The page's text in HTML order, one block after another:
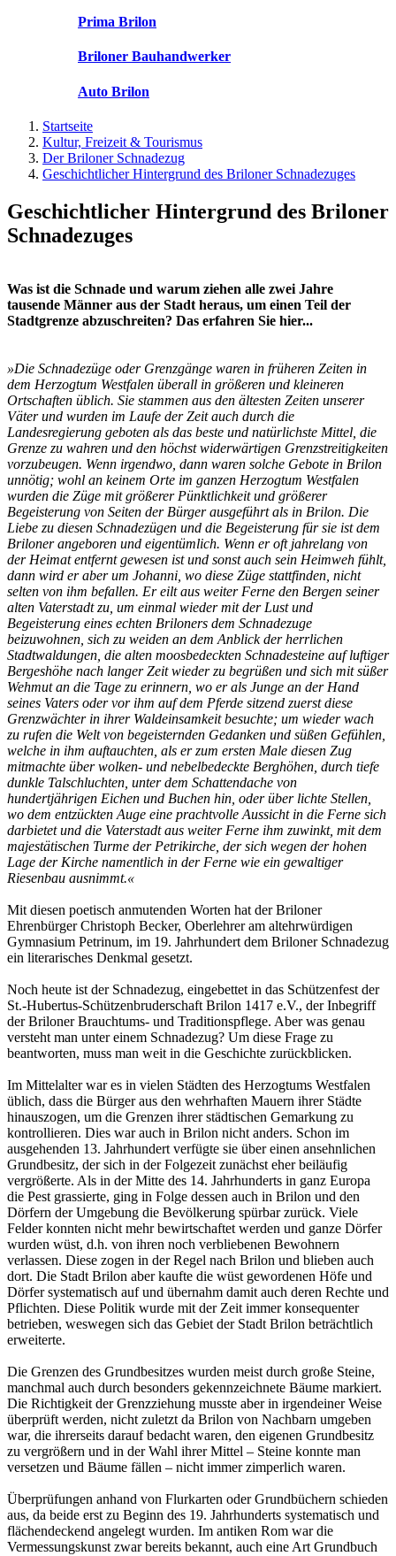
Prima Brilon
Briloner Bauhandwerker
Auto Brilon
Startseite
Kultur, Freizeit & Tourismus
Der Briloner Schnadezug
Geschichtlicher Hintergrund des Briloner Schnadezuges
Geschichtlicher Hintergrund des Briloner
Schnadezuges
Was ist die Schnade und warum ziehen alle zwei Jahre
tausende Männer aus der Stadt heraus, um einen Teil der
Stadtgrenze abzuschreiten? Das erfahren Sie hier...
»Die Schnadezüge oder Grenzgänge waren in früheren Zeiten in
dem Herzogtum Westfalen überall in größeren und kleineren
Ortschaften üblich. Sie stammen aus den ältesten Zeiten unserer
Väter und wurden im Laufe der Zeit auch durch die
Landesregierung geboten als das beste und natürlichste Mittel, die
Grenze zu wahren und den höchst widerwärtigen Grenzstreitigkeiten
vorzubeugen. Wenn irgendwo, dann waren solche Gebote in Brilon
unnötig; wohl an keinem Orte im ganzen Herzogtum Westfalen
wurden die Züge mit größerer Pünktlichkeit und größerer
Begeisterung von Seiten der Bürger ausgeführt als in Brilon. Die
Liebe zu diesen Schnadezügen und die Begeisterung für sie ist dem
Briloner angeboren und eigentümlich. Wenn er oft jahrelang von
der Heimat entfernt gewesen ist und sonst auch sein Heimweh fühlt,
dann wird er aber um Johanni, wo diese Züge stattfinden, nicht
selten von ihm befallen. Er eilt aus weiter Ferne den Bergen seiner
alten Vaterstadt zu, um einmal wieder mit der Lust und
Begeisterung eines echten Briloners dem Schnadezuge
beizuwohnen, sich zu weiden an dem Anblick der herrlichen
Stadtwaldungen, die alten moosbedeckten Schnadesteine auf luftiger
Bergeshöhe nach langer Zeit wieder zu begrüßen und sich mit süßer
Wehmut an die Tage zu erinnern, wo er als Junge an der Hand
seines Vaters oder vor ihm auf dem Pferde sitzend zuerst diese
Grenzwächter in ihrer Waldeinsamkeit besuchte; um wieder wach
zu rufen die Welt von begeisternden Gedanken und süßen Gefühlen,
welche in ihm auftauchten, als er zum ersten Male diesen Zug
mitmachte über wolken- und nebelbedeckte Berghöhen, durch tiefe
dunkle Talschluchten, unter dem Schattendache von
hundertjährigen Eichen und Buchen hin, oder über lichte Stellen,
wo dem entzückten Auge eine prachtvolle Aussicht in die Ferne sich
darbietet und die Vaterstadt aus weiter Ferne ihm zuwinkt, mit dem
majestätischen Turme der Petrikirche, der sich wegen der hohen
Lage der Kirche namentlich in der Ferne wie ein gewaltiger
Riesenbau ausnimmt.«
Mit diesen poetisch anmutenden Worten hat der Briloner
Ehrenbürger Christoph Becker, Oberlehrer am altehrwürdigen
Gymnasium Petrinum, im 19. Jahrhundert dem Briloner Schnadezug
ein literarisches Denkmal gesetzt.
Noch heute ist der Schnadezug, eingebettet in das Schützenfest der
St.-Hubertus-Schützenbruderschaft Brilon 1417 e.V., der Inbegriff
der Briloner Brauchtums- und Traditionspflege. Aber was genau
versteht man unter einem Schnadezug? Um diese Frage zu
beantworten, muss man weit in die Geschichte zurückblicken.
Im Mittelalter war es in vielen Städten des Herzogtums Westfalen
üblich, dass die Bürger aus den wehrhaften Mauern ihrer Städte
hinauszogen, um die Grenzen ihrer städtischen Gemarkung zu
kontrollieren. Dies war auch in Brilon nicht anders. Schon im
ausgehenden 13. Jahrhundert verfügte sie über einen ansehnlichen
Grundbesitz, der sich in der Folgezeit zunächst eher beiläufig
vergrößerte. Als in der Mitte des 14. Jahrhunderts in ganz Europa
die Pest grassierte, ging in Folge dessen auch in Brilon und den
Dörfern der Umgebung die Bevölkerung spürbar zurück. Viele
Felder konnten nicht mehr bewirtschaftet werden und ganze Dörfer
wurden wüst, d.h. von ihren noch verbliebenen Bewohnern
verlassen. Diese zogen in der Regel nach Brilon und blieben auch
dort. Die Stadt Brilon aber kaufte die wüst gewordenen Höfe und
Dörfer systematisch auf und übernahm damit auch deren Rechte und
Pflichten. Diese Politik wurde mit der Zeit immer konsequenter
betrieben, weswegen sich das Gebiet der Stadt Brilon beträchtlich
erweiterte.
Die Grenzen des Grundbesitzes wurden meist durch große Steine,
manchmal auch durch besonders gekennzeichnete Bäume markiert.
Die Richtigkeit der Grenzziehung musste aber in irgendeiner Weise
überprüft werden, nicht zuletzt da Brilon von Nachbarn umgeben
war, die ihrerseits darauf bedacht waren, den eigenen Grundbesitz
zu vergrößern und in der Wahl ihrer Mittel – Steine konnte man
versetzen und Bäume fällen – nicht immer zimperlich waren.
Überprüfungen anhand von Flurkarten oder Grundbüchern schieden
aus, da beide erst zu Beginn des 19. Jahrhunderts systematisch und
flächendeckend angelegt wurden. Im antiken Rom war die
Vermessungskunst zwar bereits bekannt, auch eine Art Grundbuch